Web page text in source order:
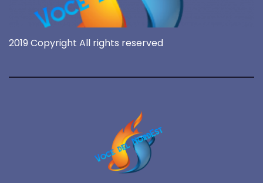
2019 Copyright All rights reserved